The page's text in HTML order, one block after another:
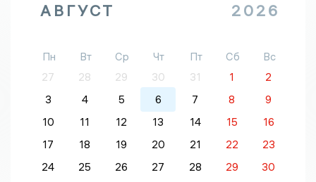
АВГУСТ 2026
Пн Вт Ср Чт Пт Сб
Вс
27
28 29 30 31 1
2
3
4 5 6 7 8
9
10
11 12 13 14 15
16
17
18 19 20 21 22
23
24
25 26 27 28 29
30